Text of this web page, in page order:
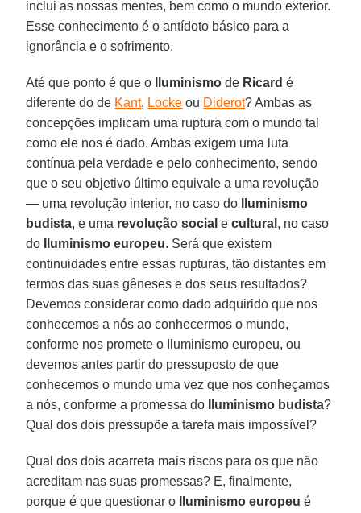
inclui as nossas mentes, bem como o mundo exterior.
Esse conhecimento é o antídoto básico para a
ignorância e o sofrimento.
Até que ponto é que o Iluminismo de Ricard é
diferente do de Kant, Locke ou Diderot? Ambas as
concepções implicam uma ruptura com o mundo tal
como ele nos é dado. Ambas exigem uma luta
contínua pela verdade e pelo conhecimento, sendo
que o seu objetivo último equivale a uma revolução
— uma revolução interior, no caso do
Iluminismo
budista, e uma revolução social ecultural , no caso
do
Iluminismo europeu. Será que existem
continuidades entre essas rupturas, tão distantes em
termos das suas gêneses e dos seus resultados?
Devemos considerar como dado adquirido que nos
conhecemos a nós ao conhecermos o mundo,
conforme nos promete o Iluminismo europeu, ou
devemos antes partir do pressuposto de que
conhecemos o mundo uma vez que nos conheçamos
a nós, conforme a promessa do
Iluminismo budista?
Qual dos dois pressupõe a tarefa mais impossível?
Qual dos dois acarreta mais riscos para os que não
acreditam nas suas promessas? E, finalmente,
porque é que questionar o
Iluminismo europeu é